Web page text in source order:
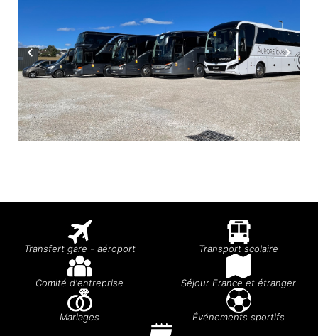
Transfert gare - aéroport Transport scolaire
Comité d'entreprise Séjour France et étranger
Mariages Événements sportifs